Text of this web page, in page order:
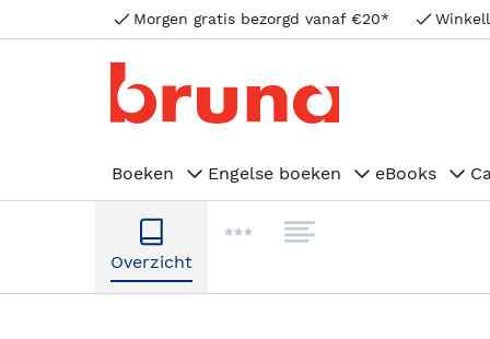
Morgen gratis bezorgd vanaf €20*
Boeken Engelse boeken eBooks
Overzicht